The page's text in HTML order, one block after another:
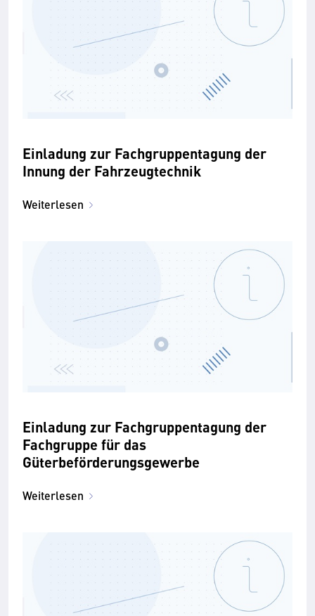
Einladung zur Fachgruppentagung der
Innung der Fahrzeugtechnik
Weiterlesen
Einladung zur Fachgruppentagung der
Fachgruppe für das
Güterbeförderungsgewerbe
Weiterlesen